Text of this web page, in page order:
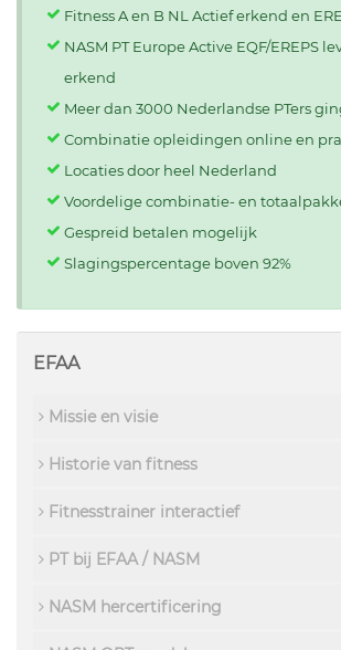
Fitness A en B NL Actief erkend en
NASM PT Europe Active EQF/EREPS
erkend
Meer dan 3000 Nederlandse PTers
Combinatie opleidingen online en
Locaties door heel Nederland
Voordelige combinatie- en
Gespreid betalen mogelijk
Slagingspercentage boven 92%
EFAA
Missie en visie
Historie van fitness
Fitnesstrainer interactief
PT bij EFAA / NASM
NASM hercertificering